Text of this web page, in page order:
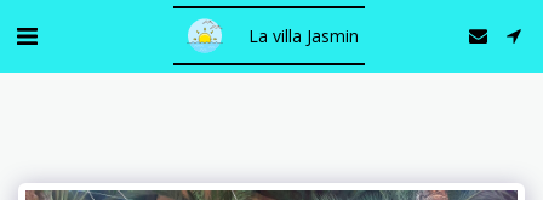
La villa Jasmin